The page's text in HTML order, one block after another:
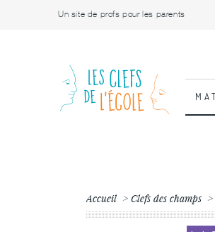
Un site de profs pour les parents
Accueil Clefs des champs